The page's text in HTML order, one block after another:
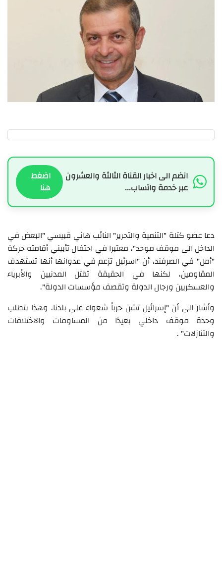
انضم الى اخبار القناة الثالثة والعشرون
عبر خدمة واتساب...
اضغط
هنا
دعا عضو كتلة "التنمية والتحرير" النائب هاني قبيسي "البعض في
الداخل الى موقف موحد"، معتبرا في احتفال تأبيني أقامته حركة
"أمل" في الصرفند، أن "اسرئيل تزعم في عدوانها أنها تستهدف
المقاومين، لكنها في الحقيقة تقتل المدنيين والأبرياء
والعسكريين ورجال الدولة وتقصف مؤسسات الدولة".
وأشار الى أن "إسرائيل تشن حرباً شعواء على بلدنا، وهذا يتطلب
وحدة موقف داخلي بعيدًا من المساومات والاختلافات
والتنازلات" .